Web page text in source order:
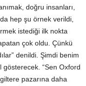
doğru insanları,
hep şu örnek verildi,
istediği ilk nokta
çok oldu. Çünkü
denildi. Şimdi benim
gösterecek. “Sen Oxford
pazarına daha